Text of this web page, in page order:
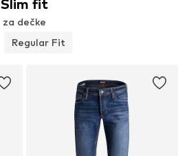
Slim fit
za dečke
Regular Fit